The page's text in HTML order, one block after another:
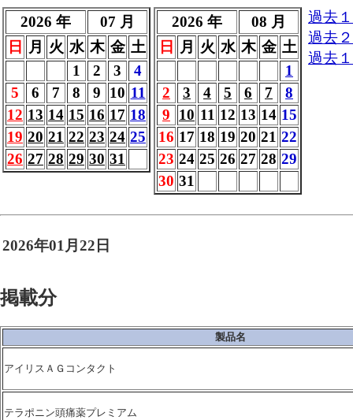
2026 年
07 月
日
月 火 水 木 金 土
1
2 3
4
5
6 7 8 9 10 11
12 13 14 15 16 17 18
19 20 21 22 23 24 25
26 27 28 29 30 31
2026 年
08 月
日
月 火 水 木 金 土
1
2
3 4 5 6 7
8
9
10 11 12 13 14 15
16 17 18 19 20 21 22
23 24 25 26 27 28 29
30 31
過去
過去
過去
2026年01月22日
掲載分
製品名
アイリスＡＧコンタクト
テラポニン頭痛薬プレミアム